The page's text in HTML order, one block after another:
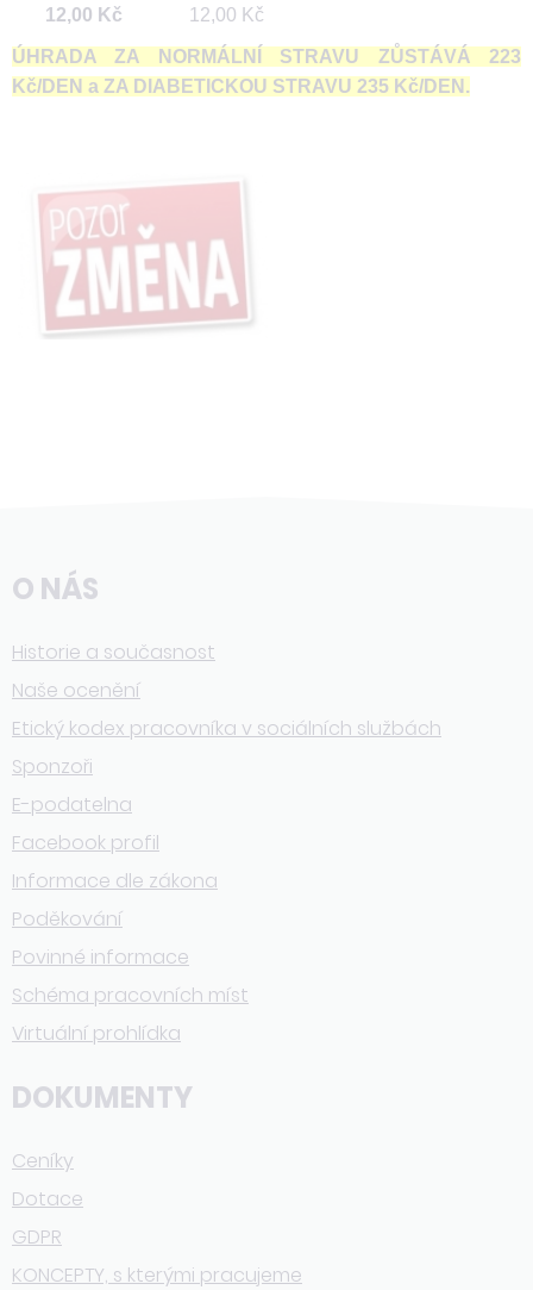
12,00 Kč
12,00 Kč
ÚHRADA ZA NORMÁLNÍ STRAVU ZŮSTÁVÁ 223
Kč/DEN a ZA DIABETICKOU STRAVU 235 Kč/DEN.
O NÁS
Historie a současnost
Naše ocenění
Etický kodex pracovníka v sociálních službách
Sponzoři
E-podatelna
Facebook profil
Informace dle zákona
Poděkování
Povinné informace
Schéma pracovních míst
Virtuální prohlídka
DOKUMENTY
Ceníky
Dotace
GDPR
KONCEPTY, s kterými pracujeme